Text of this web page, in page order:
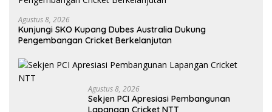
Agustus 8, 2026
Kunjungi SKO Kupang Dubes Australia Dukung
Pengembangan Cricket Berkelanjutan
Agustus 8, 2026
Sekjen PCI Apresiasi Pembangunan
Lapangan Cricket NTT